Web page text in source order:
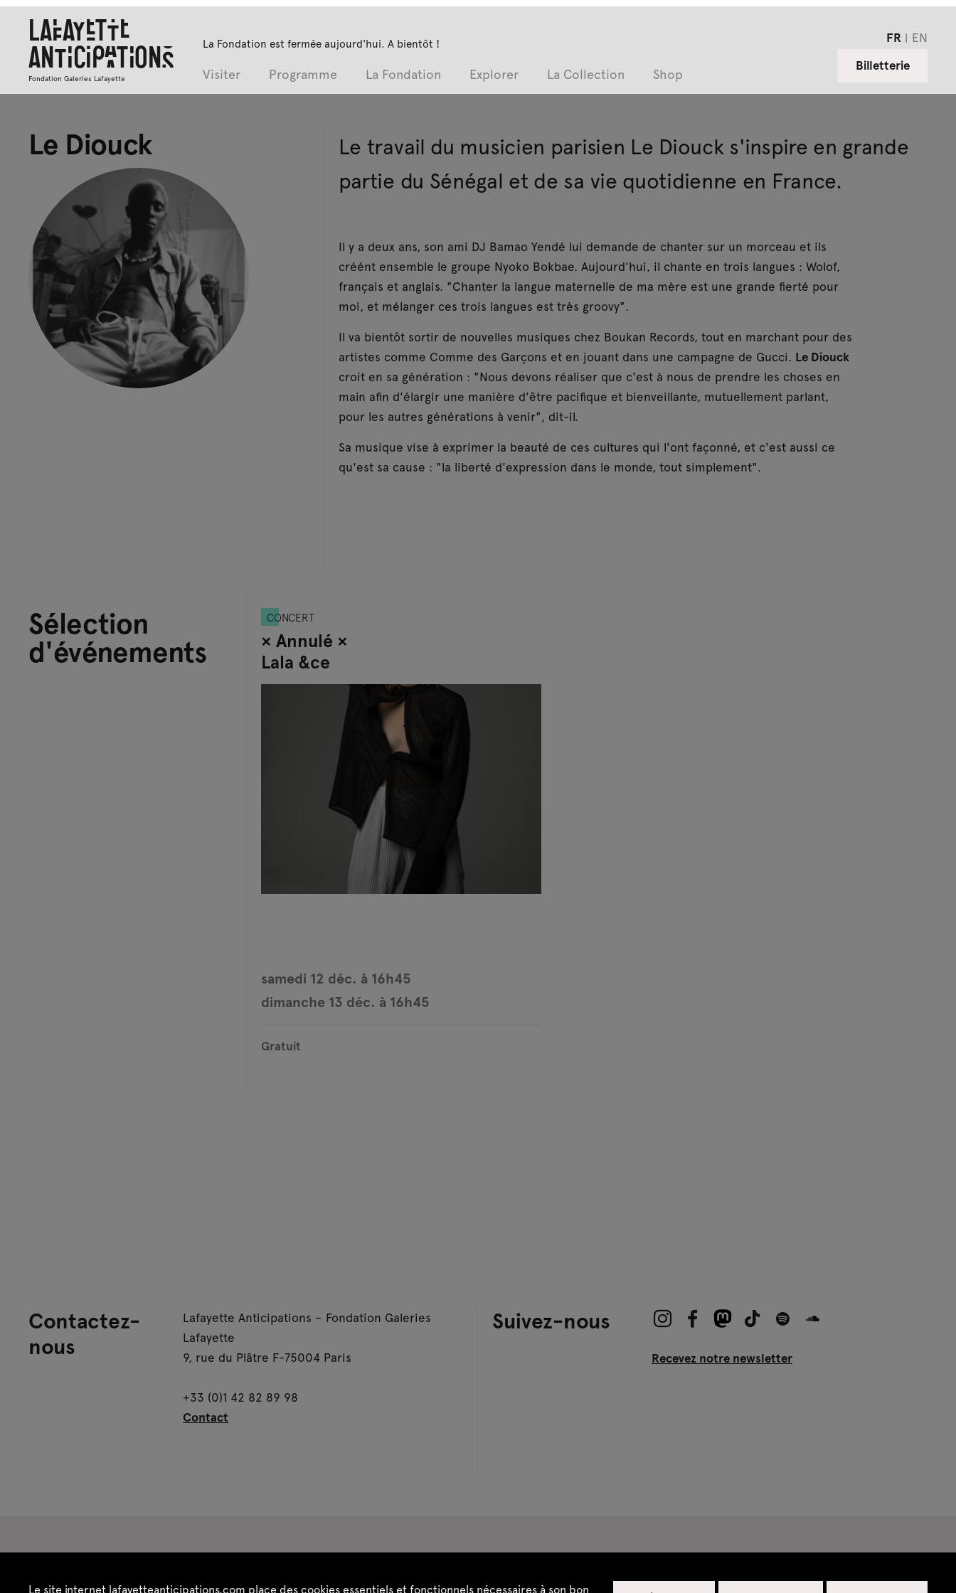
Le site internet lafayetteanticipations.com place des cookies essentiels et fonctionnels nécessaires à son bon
Lafayette
Anticipations
Fondation Galeries Lafayette
La Fondation est fermée aujourd'hui. A bientôt !
Visiter Programme La Fondation Explorer La Collection Shop
FR
EN
Billetterie
Le Diouck
Le travail du musicien parisien Le Diouck s'inspire en grande
partie du Sénégal et de sa vie quotidienne en France.
Il y a deux ans, son ami DJ Bamao Yendé lui demande de chanter sur un morceau et ils
créént ensemble le groupe Nyoko Bokbae. Aujourd'hui, il chante en trois langues : Wolof,
français et anglais. "Chanter la langue maternelle de ma mère est une grande fierté pour
moi, et mélanger ces trois langues est très groovy".
Il va bientôt sortir de nouvelles musiques chez Boukan Records, tout en marchant pour des
artistes comme Comme des Garçons et en jouant dans une campagne de Gucci. Le Diouck
croit en sa génération : "Nous devons réaliser que c'est à nous de prendre les choses en
main afin d'élargir une manière d'être pacifique et bienveillante, mutuellement parlant,
pour les autres générations à venir", dit-il.
Sa musique vise à exprimer la beauté de ces cultures qui l'ont façonné, et c'est aussi ce
qu'est sa cause : "la liberté d'expression dans le monde, tout simplement".
Sélection
d'événements
CONCERT
× Annulé ×
Lala &ce
samedi 12 déc. à 16h45
dimanche 13 déc. à 16h45
Gratuit
Contactez-
nous
Lafayette Anticipations – Fondation Galeries
Lafayette
9, rue du Plâtre F-75004 Paris
+33 (0)1 42 82 89 98
Contact
Suivez-nous
Recevez notre newsletter